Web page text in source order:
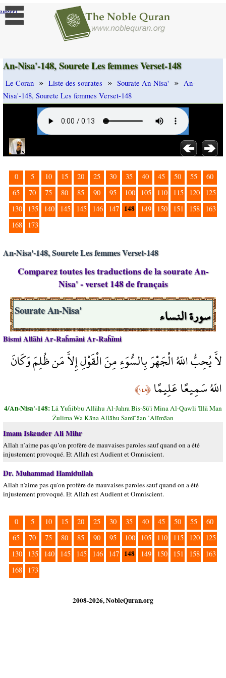
]
An-Nisa'-148, Sourete Les femmes Verset-148
Le Coran » Liste des sourates » Sourate An-Nisa' » An-
Nisa'-148, Sourete Les femmes Verset-148
0 5 10 15 20 25 30 35 40 45 50 55
60
65
70 75 80 85 90 95 100 105 110 115 120
125
130
135 140 145 145 146 147 148 149 150 151 158
163
168
173
An-Nisa'-148, Sourete Les femmes Verset-148
Comparez toutes les traductions de la sourate An-
Nisa' - verset 148 de français
سورة النساء Sourate An-Nisa'
Bismi Allāhi Ar-Raĥmāni Ar-Raĥīmi
لاَّ يُحِبُّ اللّهُ الْجَهْرَ بِالسُّوَءِ مِنَ الْقَوْلِ إِلاَّ مَن ظُلِمَ وَكَانَ
اللّهُ سَمِيعًا عَلِيمًا﴿١٤٨﴾
4/An-Nisa'-148:Lā Yuĥibbu Allāhu Al-Jahra Bis-Sū'i Mina Al-Qawli 'Illā Man
Žulima Wa Kāna Allāhu Samī`āan `Alīmāan
Imam Iskender Ali Mihr
Allah n’aime pas qu’on profère de mauvaises paroles sauf quand on a été
injustement provoqué. Et Allah est Audient et Omniscient.
Dr. Muhammad Hamidullah
Allah n'aime pas qu'on profère de mauvaises paroles sauf quand on a été
injustement provoqué. Et Allah est Audient et Omniscient.
0 5 10 15 20 25 30 35 40 45 50 55
60
65
70 75 80 85 90 95 100 105 110 115 120
125
130
135 140 145 145 146 147 148 149 150 151 158
163
168
173
2008-2026, NobleQuran.org